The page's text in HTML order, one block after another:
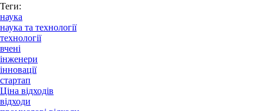
Теги:
наука
наука та технології
технології
вчені
інженери
інновації
стартап
Ціна відходів
відходи